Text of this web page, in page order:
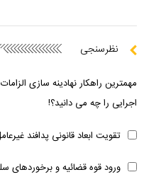
نظرسنجی
مهمترین راهکار نهادینه سازی
اجرایی را چه می دانید؟!
تقویت ابعاد قانونی پدافند
ورود قوه قضائیه و برخوردهای